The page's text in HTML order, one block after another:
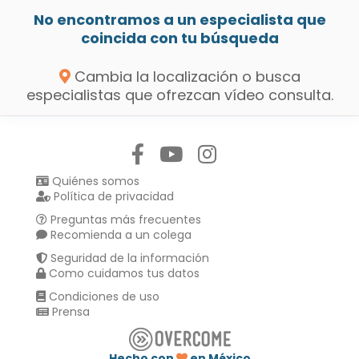
No encontramos a un especialista que
coincida con tu búsqueda
Cambia la localización o busca
especialistas que ofrezcan vídeo consulta.
Quiénes somos
Política de privacidad
Preguntas más frecuentes
Recomienda a un colega
Seguridad de la información
Como cuidamos tus datos
Condiciones de uso
Prensa